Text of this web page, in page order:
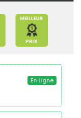
MEILLEUR
PRIX
En Ligne